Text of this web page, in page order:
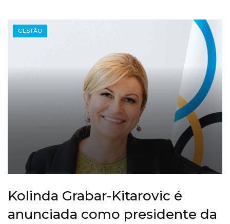
GESTÃO
Kolinda Grabar-Kitarovic é
anunciada como presidente da